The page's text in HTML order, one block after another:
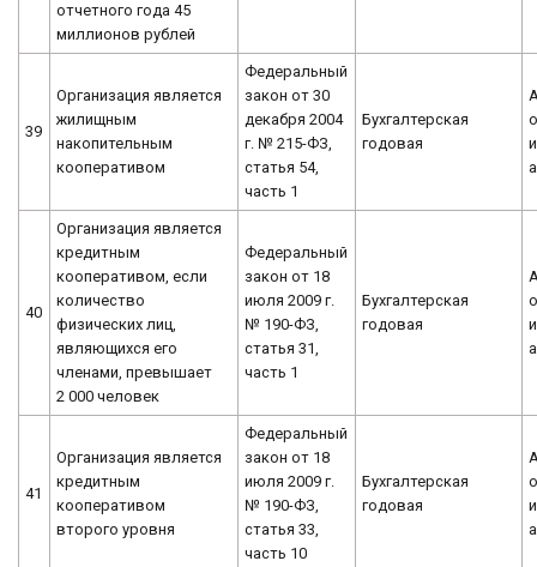
отчетного года 45
миллионов рублей
39
Организация является
жилищным
накопительным
кооперативом
Федеральный
закон от 30
декабря 2004
г. № 215-ФЗ,
статья 54,
часть 1
Бухгалтерская
годовая
40
Организация является
кредитным
кооперативом, если
количество
физических лиц,
являющихся его
членами, превышает
2 000 человек
Федеральный
закон от 18
июля 2009 г.
№ 190-ФЗ,
статья 31,
часть 1
Бухгалтерская
годовая
41
Организация является
кредитным
кооперативом
второго уровня
Федеральный
закон от 18
июля 2009 г.
№ 190-ФЗ,
статья 33,
часть 10
Бухгалтерская
годовая